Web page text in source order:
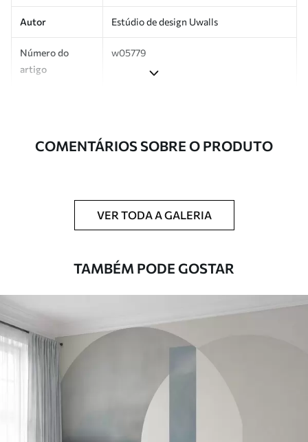
Autor Estúdio de design Uwalls
Número do
artigo
w05779
Adicionalmente
Disponível com revestimento de verniz
esponja macia. Murais de parede com
revestimento de verniz podem ser limpos
Aplicação perfeita
Materiais disponíveis
Standard
Premium
COMENTÁRIOS SOBRE O PRODUTO
VER TODA A GALERIA
TAMBÉM PODE GOSTAR